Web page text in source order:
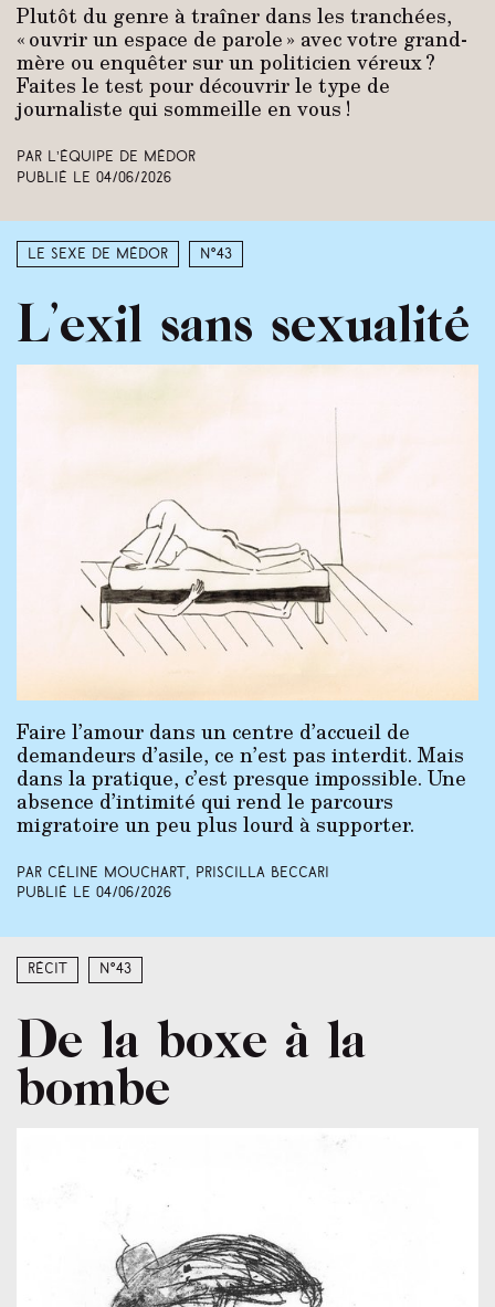
Plutôt du genre à traîner dans les tranchées,
« ouvrir un espace de parole » avec votre grand-
mère ou enquêter sur un politicien véreux ?
Faites le test pour découvrir le type de
journaliste qui sommeille en vous !
Par L’équipe de Médor
Publié le 04/06/2026
Le sexe de Médor N°43
L’exil sans sexualité
Faire l’amour dans un centre d’accueil de
demandeurs d’asile, ce n’est pas interdit. Mais
dans la pratique, c’est presque impossible. Une
absence d’intimité qui rend le parcours
migratoire un peu plus lourd à supporter.
Par Céline Mouchart, Priscilla Beccari
Publié le 04/06/2026
Récit N°43
De la boxe à la
bombe